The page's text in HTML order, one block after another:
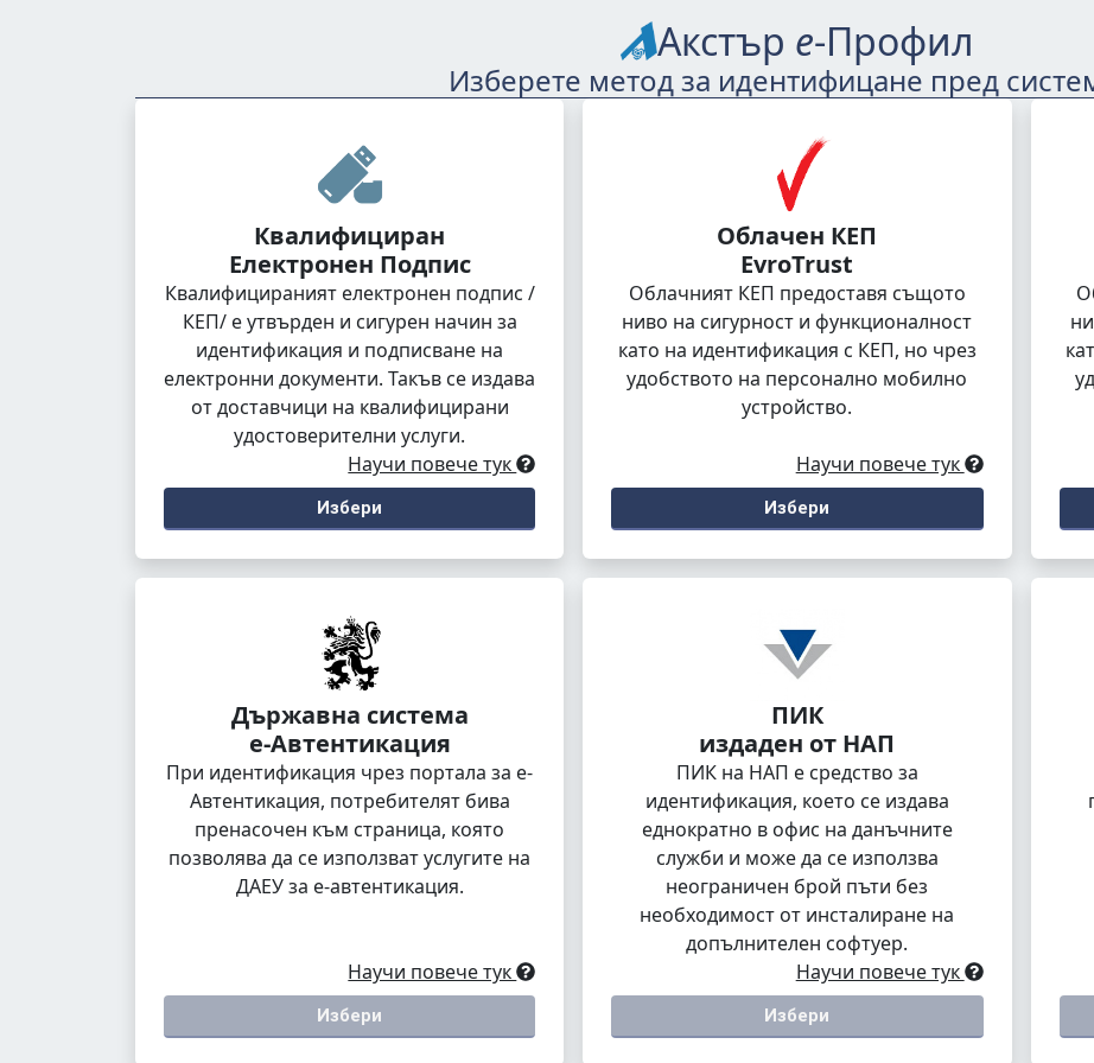
Акстър е-Профил
Изберете метод за идентифицане пред
Квалифициран
Електронен Подпис
Квалифицираният електронен подпис /
КЕП/ е утвърден и сигурен начин за
идентификация и подписване на
електронни документи. Такъв се издава
от доставчици на квалифицирани
удостоверителни услуги.
Научи повече тук
Избери
Облачен КЕП
EvroTrust
Облачният КЕП предоставя същото
ниво на сигурност и функционалност
като на идентификация с КЕП, но чрез
удобството на персонално мобилно
устройство.
Научи повече тук
Избери
Държавна система
е-Автентикация
При идентификация чрез портала за е-
Автентикация, потребителят бива
пренасочен към страница, която
позволява да се използват услугите на
ДАЕУ за е-автентикация.
Научи повече тук
Избери
ПИК
издаден от НАП
ПИК на НАП е средство за
идентификация, което се издава
еднократно в офис на данъчните
служби и може да се използва
неограничен брой пъти без
необходимост от инсталиране на
допълнителен софтуер.
Научи повече тук
Избери